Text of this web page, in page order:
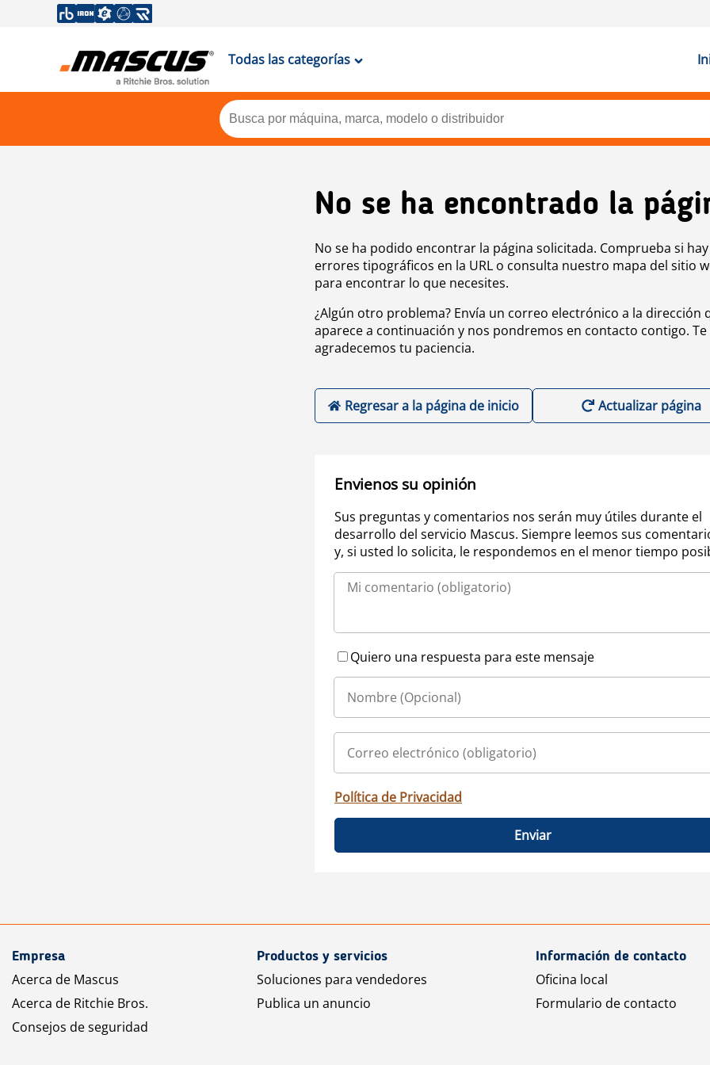
Todas las categorías
No se ha encontrado la
No se ha podido encontrar la página solicitada. Comprueba si hay
errores tipográficos en la URL o consulta nuestro mapa del sitio
para encontrar lo que necesites.
¿Algún otro problema? Envía un correo electrónico a la dirección
aparece a continuación y nos pondremos en contacto contigo. Te
agradecemos tu paciencia.
Regresar a la página de inicio Actualizar página
Envienos su opinión
Sus preguntas y comentarios nos serán muy útiles durante el
desarrollo del servicio Mascus. Siempre leemos sus
y, si usted lo solicita, le respondemos en el menor tiempo
Quiero una respuesta para este mensaje
Política de Privacidad
Enviar
Empresa
Acerca de Mascus
Acerca de Ritchie Bros.
Consejos de seguridad
Productos y servicios
Soluciones para vendedores
Publica un anuncio
Información de contacto
Oficina local
Formulario de contacto